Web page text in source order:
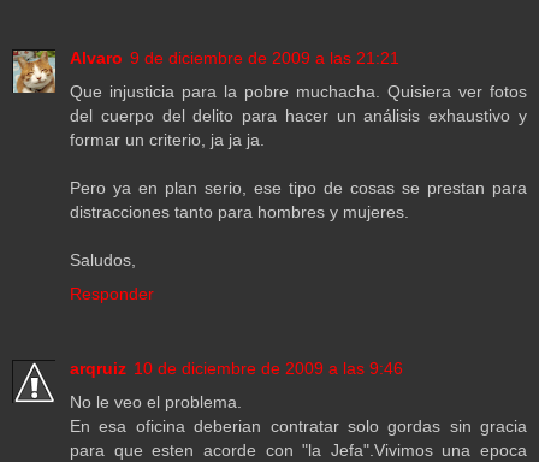
Alvaro 9 de diciembre de 2009 a las 21:21
Que injusticia para la pobre muchacha. Quisiera ver fotos
del cuerpo del delito para hacer un análisis exhaustivo y
formar un criterio, ja ja ja.
Pero ya en plan serio, ese tipo de cosas se prestan para
distracciones tanto para hombres y mujeres.
Saludos,
Responder
arqruiz 10 de diciembre de 2009 a las 9:46
No le veo el problema.
En esa oficina deberian contratar solo gordas sin gracia
para que esten acorde con "la Jefa".Vivimos una epoca